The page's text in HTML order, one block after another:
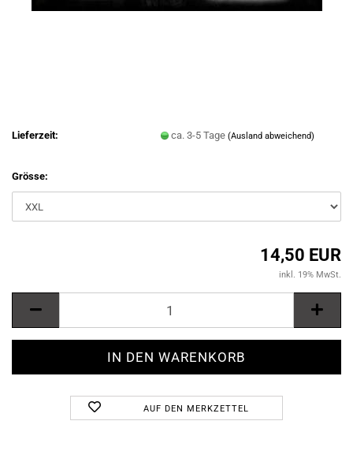
Lieferzeit: ca. 3-5 Tage(Ausland abweichend)
Grösse:
14,50 EUR
inkl. 19% MwSt.
AUF DEN MERKZETTEL